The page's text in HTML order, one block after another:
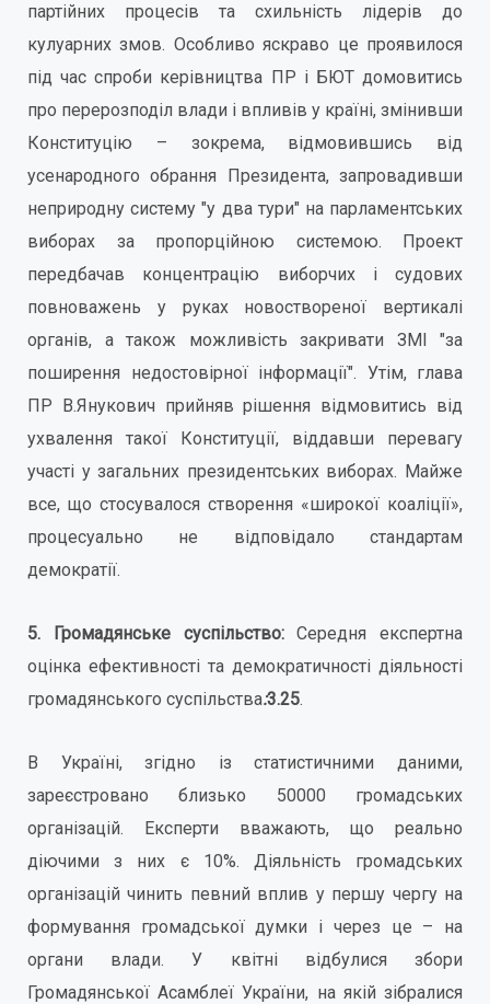
партійних процесів та схильність лідерів до
кулуарних змов. Особливо яскраво це проявилося
під час спроби керівництва ПР і БЮТ домовитись
про перерозподіл влади і впливів у країні, змінивши
Конституцію – зокрема, відмовившись від
усенародного обрання Президента, запровадивши
неприродну систему "у два тури" на парламентських
виборах за пропорційною системою. Проект
передбачав концентрацію виборчих і судових
повноважень у руках новоствореної вертикалі
органів, а також можливість закривати ЗМІ "за
поширення недостовірної інформації". Утім, глава
ПР В.Янукович прийняв рішення відмовитись від
ухвалення такої Конституції, віддавши перевагу
участі у загальних президентських виборах. Майже
все, що стосувалося створення «широкої коаліції»,
процесуально не відповідало стандартам
демократії.
5. Громадянське суспільство:Середня експертна
оцінка ефективності та демократичності діяльності
громадянського суспільства:3.25.
В Україні, згідно із статистичними даними,
зареєстровано близько 50000 громадських
організацій. Експерти вважають, що реально
діючими з них є 10%. Діяльність громадських
організацій чинить певний вплив у першу чергу на
формування громадської думки і через це – на
органи влади. У квітні відбулися збори
Громадянської Асамблеї України, на якій зібралися